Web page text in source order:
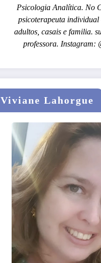
Psicologia Analítica. No
psicoterapeuta individual
adultos, casais e familia.
professora. Instagram:
Viviane Lahorgue